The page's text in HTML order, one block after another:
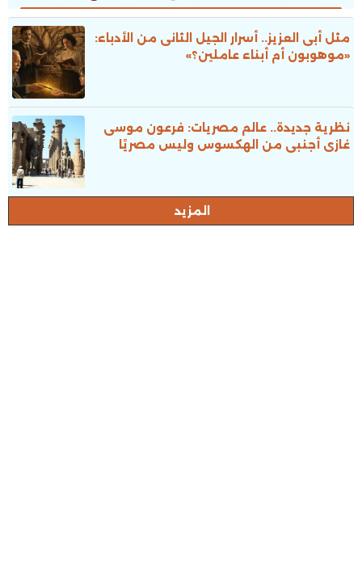
جوائز الدولة
مثل أبى العزيز.. أسرار الجيل الثانى من الأدباء:
«موهوبون أم أبناء عاملين؟»
نظرية جديدة.. عالم مصريات: فرعون موسى
غازى أجنبى من الهكسوس وليس مصريًا
المزيد